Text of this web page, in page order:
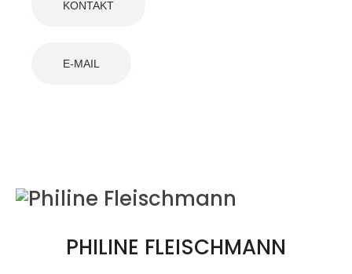
KONTAKT
E-MAIL
PHILINE FLEISCHMANN